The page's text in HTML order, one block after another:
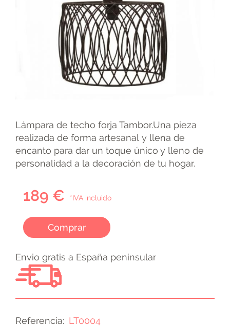
Lámpara de techo forja Tambor.Una pieza
realizada de forma artesanal y llena de
encanto para dar un toque único y lleno de
personalidad a la decoración de tu hogar.
189 € *IVA incluido
Comprar
Envio gratis a España peninsular
Referencia LT0004